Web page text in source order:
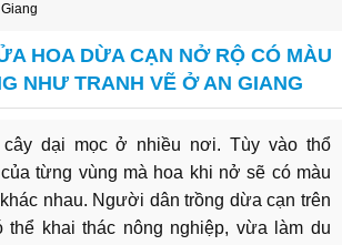
HOA DỪA CẠN NỞ RỘ CÓ MÀU
NHƯ TRANH VẼ Ở AN GIANG
dại mọc ở nhiều nơi. Tùy vào thổ
từng vùng mà hoa khi nở sẽ có màu
nhau. Người dân trồng dừa cạn trên
thể khai thác nông nghiệp, vừa làm du